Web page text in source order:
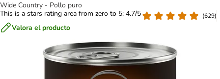
Wide Country - Pollo puro
This is a stars rating area from zero to 5: 4.7/5
(629)
Valora el producto